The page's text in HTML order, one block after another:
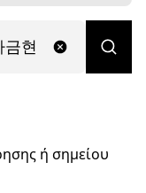
ή σημείου